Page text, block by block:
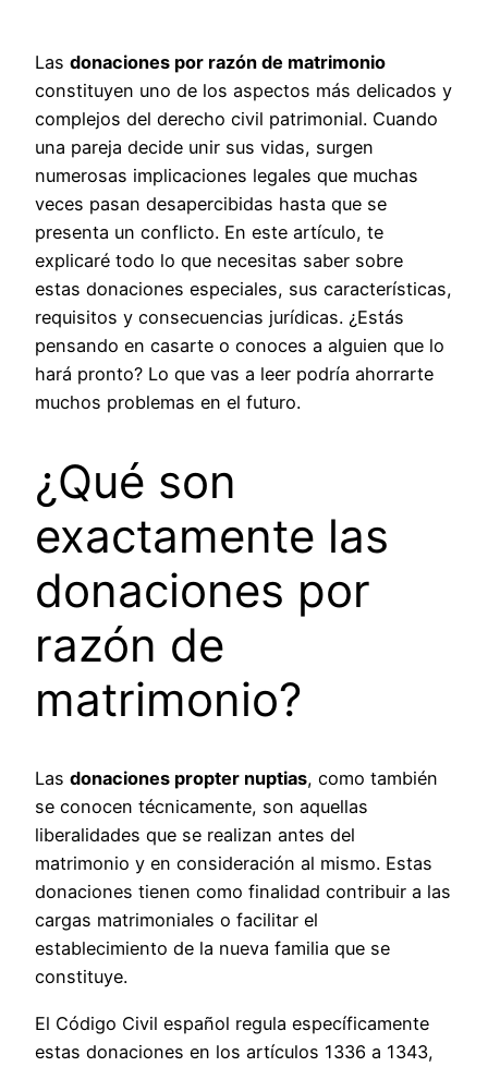
Las donaciones por razón de matrimonio
constituyen uno de los aspectos más delicados y
complejos del derecho civil patrimonial. Cuando
una pareja decide unir sus vidas, surgen
numerosas implicaciones legales que muchas
veces pasan desapercibidas hasta que se
presenta un conflicto. En este artículo, te
explicaré todo lo que necesitas saber sobre
estas donaciones especiales, sus características,
requisitos y consecuencias jurídicas. ¿Estás
pensando en casarte o conoces a alguien que lo
hará pronto? Lo que vas a leer podría ahorrarte
muchos problemas en el futuro.
¿Qué son
exactamente las
donaciones por
razón de
matrimonio?
Las donaciones propter nuptias, como también
se conocen técnicamente, son aquellas
liberalidades que se realizan antes del
matrimonio y en consideración al mismo. Estas
donaciones tienen como finalidad contribuir a las
cargas matrimoniales o facilitar el
establecimiento de la nueva familia que se
constituye.
El Código Civil español regula específicamente
estas donaciones en los artículos 1336 a 1343,